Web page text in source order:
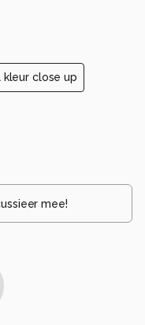
close up
mee!